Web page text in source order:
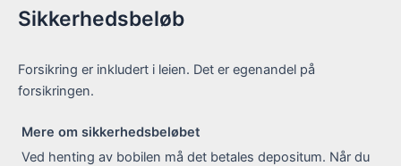
Sikkerhedsbeløb
Forsikring er inkludert i leien. Det er egenandel på
forsikringen.
Mere om sikkerhedsbeløbet
Ved henting av bobilen må det betales depositum. Når du